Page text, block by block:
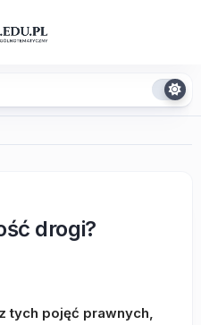
drogi?
tych pojęć prawnych,